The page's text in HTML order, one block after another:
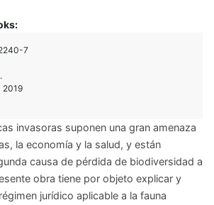
7
2019
invasoras suponen una gran amenaza
la economía y la salud, y están
causa de pérdida de biodiversidad a
obra tiene por objeto explicar y
jurídico aplicable a la fauna